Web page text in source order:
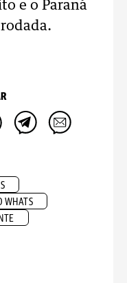
e o Paraná
WHATS